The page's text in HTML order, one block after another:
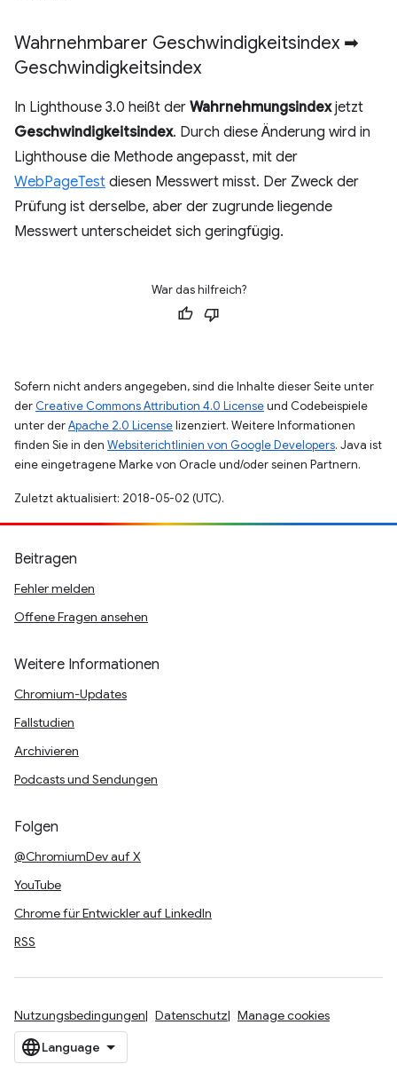
Wahrnehmbarer Geschwindigkeitsindex ➡
Geschwindigkeitsindex
In Lighthouse 3.0 heißt der Wahrnehmungsindexjetzt
Geschwindigkeitsindex. Durch diese Änderung wird in
Lighthouse die Methode angepasst, mit der
WebPageTest diesen Messwert misst. Der Zweck der
Prüfung ist derselbe, aber der zugrunde liegende
Messwert unterscheidet sich geringfügig.
War das hilfreich?
Sofern nicht anders angegeben, sind die Inhalte dieser Seite unter
der Creative Commons Attribution 4.0 Licenseund Codebeispiele
unter derApache 2.0 Licenselizenziert. Weitere Informationen
finden Sie in den Websiterichtlinien von Google Developers. Java ist
eine eingetragene Marke von Oracle und/oder seinen Partnern.
Zuletzt aktualisiert: 2018-05-02 (UTC).
Beitragen
Fehler melden
Offene Fragen ansehen
Weitere Informationen
Chromium-Updates
Fallstudien
Archivieren
Podcasts und Sendungen
Folgen
@ChromiumDev auf X
YouTube
Chrome für Entwickler auf LinkedIn
RSS
Nutzungsbedingungen Datenschutz Manage cookies